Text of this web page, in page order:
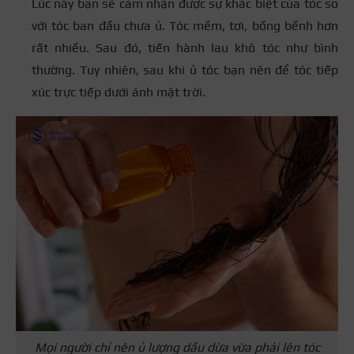
Lúc này bạn sẽ cảm nhận được sự khác biệt của tóc so
với tóc ban đầu chưa ủ. Tóc mềm, tơi, bồng bềnh hơn
rất nhiều. Sau đó, tiến hành lau khô tóc như bình
thường. Tuy nhiên, sau khi ủ tóc bạn nên để tóc tiếp
xúc trực tiếp dưới ánh mặt trời.
Mọi người chỉ nên ủ lượng dầu dừa vừa phải lên tóc